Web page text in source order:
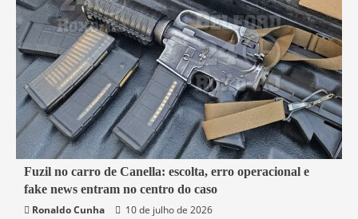
7 min read
Belford Roxo
Brasil Política Segurança
Fuzil no carro de Canella: escolta, erro operacional e
fake news entram no centro do caso
Ronaldo Cunha
10 de julho de 2026